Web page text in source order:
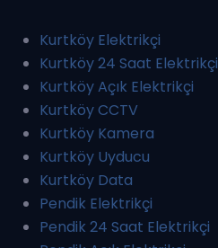
Kurtköy Elektrikçi
Kurtköy 24 Saat Elektrikçi
Kurtköy Açık Elektrikçi
Kurtköy CCTV
Kurtköy Kamera
Kurtköy Uyducu
Kurtköy Data
Pendik Elektrikçi
Pendik 24 Saat Elektrikçi